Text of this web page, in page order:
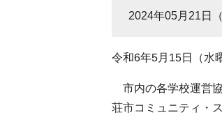
2024年05月21日
令和6年5月15日（水
市内の各学校運営
荘市コミュニティ・